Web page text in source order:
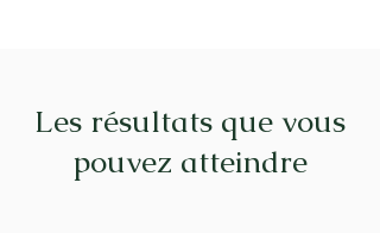
Les résultats que vous
pouvez atteindre